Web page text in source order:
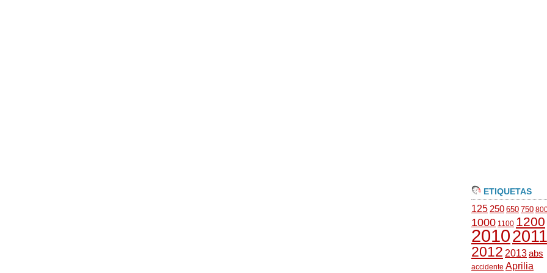
ETIQUETAS
125 250 650 750
1000 1100 1200
20102011
2012 2013abs
accidente Aprilia